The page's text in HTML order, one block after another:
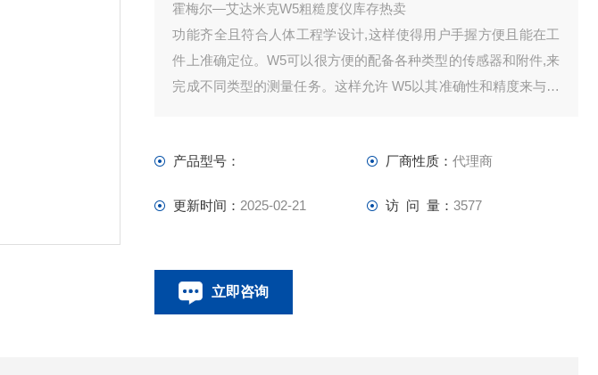
霍梅尔—艾达米克W5粗糙度仪库存热卖
功能齐全且符合人体工程学设计,这样使得用户手握方便且能在工
件上准确定位。W5可以很方便的配备各种类型的传感器和附件,来
完成不同类型的测量任务。这样允许 W5以其准确性和精度来与更
产品型号： 厂商性质： 代理商
更新时间： 2025-02-21 访 问 量： 3577
立即咨询